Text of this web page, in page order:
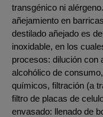
transgénico ni
añejamiento en
destilado añejado es
inoxidable, en los
procesos: dilución con
alcohólico de consumo,
químicos, filtración (a
filtro de placas de
envasado: llenado de